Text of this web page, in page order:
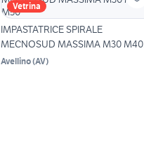
Vetrina
IMPASTATRICE SPIRALE
MECNOSUD MASSIMA M30 M40
M50
Avellino(AV)